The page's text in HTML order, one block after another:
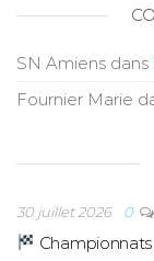
SN Amiens dans
Fournier Marie
30 juillet 2026 0